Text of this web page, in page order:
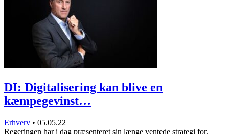
DI: Digitalisering kan blive en
kæmpegevinst…
Erhverv • 05.05.22
Regeringen har i dag præsenteret sin længe ventede strategi for,